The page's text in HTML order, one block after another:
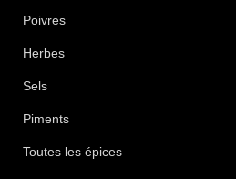
Poivres
Herbes
Sels
Piments
Toutes les épices